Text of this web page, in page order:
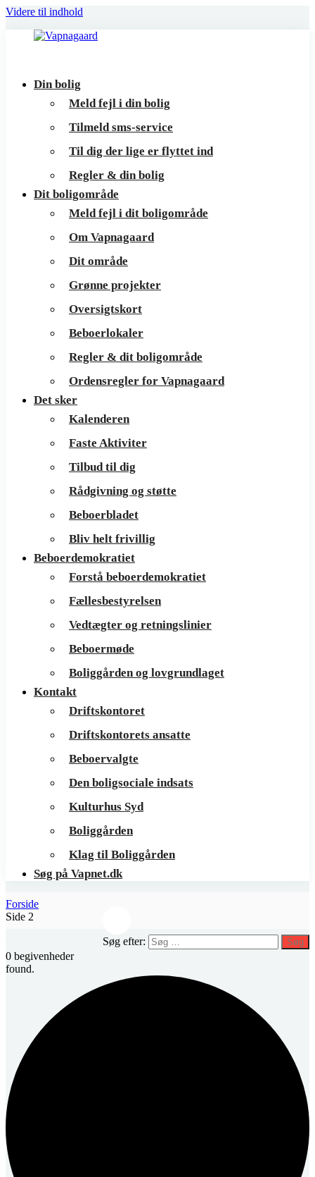
Videre til indhold
Vapnagaard
BoligerDin bolig
Meld fejl i din bolig
Tilmeld sms-service
Til dig der lige er flyttet ind
Regler & din bolig
Dit boligområde
Meld fejl i dit boligområde
Om Vapnagaard
Dit område
Grønne projekter
Oversigtskort
Beboerlokaler
Regler & dit boligområde
Ordensregler for Vapnagaard
Det sker
Kalenderen
Faste Aktiviter
Tilbud til dig
Rådgivning og støtte
Beboerbladet
Bliv helt frivillig
Beboerdemokratiet
Forstå beboerdemokratiet
Fællesbestyrelsen
Vedtægter og retningslinier
Beboermøde
Boliggården og lovgrundlaget
Kontakt
Driftskontoret
Driftskontorets ansatte
Beboervalgte
Den boligsociale indsats
Kulturhus Syd
Boliggården
Klag til Boliggården
Søg på Vapnet.dk
Søg efter: Søg
Forside
Side 2
0 begivenheder
found.